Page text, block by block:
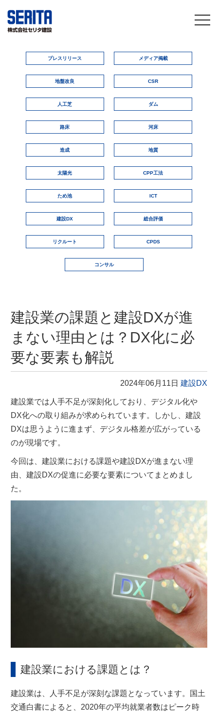
プレスリリース メディア掲載
地盤改良 CSR
人工芝 ダム
路床 河床
造成 地質
太陽光 CPP工法
ため池 ICT
建設DX 総合評価
リクルート CPDS
コンサル
建設業の課題と建設DXが進
まない理由とは？DX化に必
要な要素も解説
2024年06月11日 建設DX
建設業では人手不足が深刻化しており、デジタル化や
DX化への取り組みが求められています。しかし、建設
DXは思うように進まず、デジタル格差が広がっている
のが現場です。
今回は、建設業における課題や建設DXが進まない理
由、建設DXの促進に必要な要素についてまとめまし
た。
建設業における課題とは？
建設業は、人手不足が深刻な課題となっています。国土
交通白書によると、2020年の平均就業者数はピーク時